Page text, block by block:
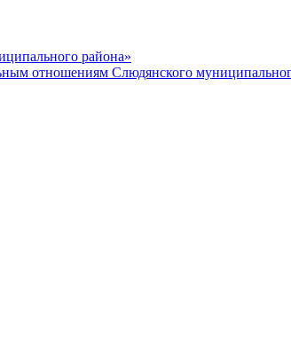
района»
отношениям Слюдянского